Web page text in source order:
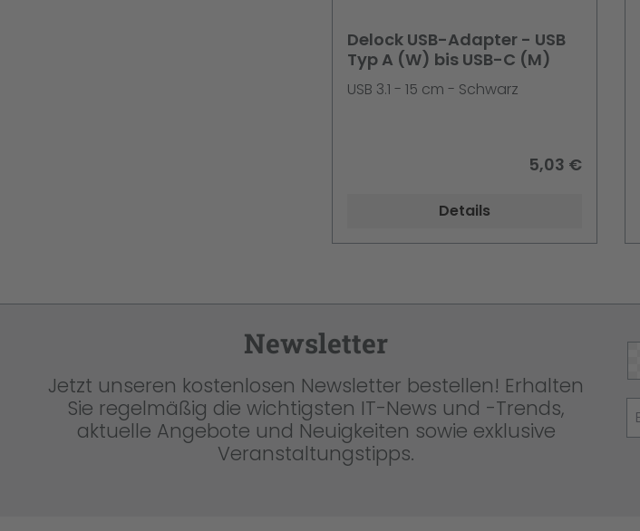
Delock USB-Adapter - USB
Typ A (W) bis USB-C (M)
USB 3.1 - 15 cm - Schwarz
5,03 €
Details
Newsletter
Jetzt unseren kostenlosen Newsletter bestellen! Erhalten
Sie regelmäßig die wichtigsten IT-News und -Trends,
aktuelle Angebote und Neuigkeiten sowie exklusive
Veranstaltungstipps.